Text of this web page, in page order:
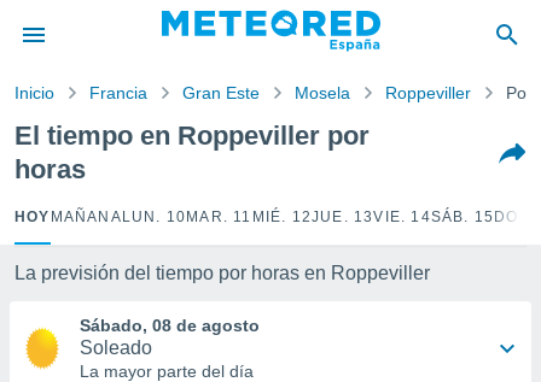
por
para
la
calidad.
a este
las
y
forma
Inicio Francia Gran Este Mosela Roppeviller Por
El tiempo en Roppeviller por
horas
HOY MAÑANA LUN. 10 MAR. 11 MIÉ. 12JUE. 13VIE. 14SÁB. 15
La previsión del tiempo por horas en Roppeviller
Sábado, 08 de agosto
Soleado
La mayor parte del día